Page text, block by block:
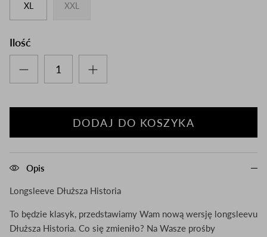
XL XXL
Ilość
DODAJ DO KOSZYKA
Opis
Longsleeve Dłuższa Historia
To będzie klasyk, przedstawiamy Wam nową wersję longsleevu
Dłuższa Historia. Co się zmieniło? Na Wasze prośby